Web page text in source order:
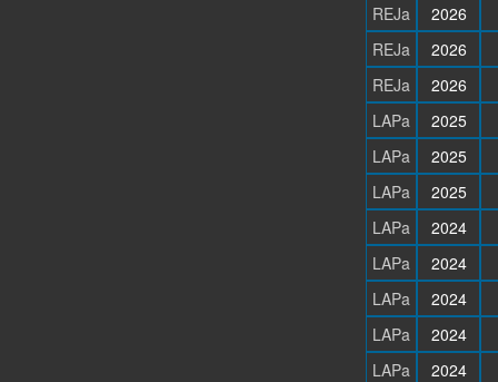
REJa
2026
REJa
2026
REJa
2026
LAPa
2025
LAPa
2025
LAPa
2025
LAPa
2024
LAPa
2024
LAPa
2024
LAPa
2024
LAPa
2024